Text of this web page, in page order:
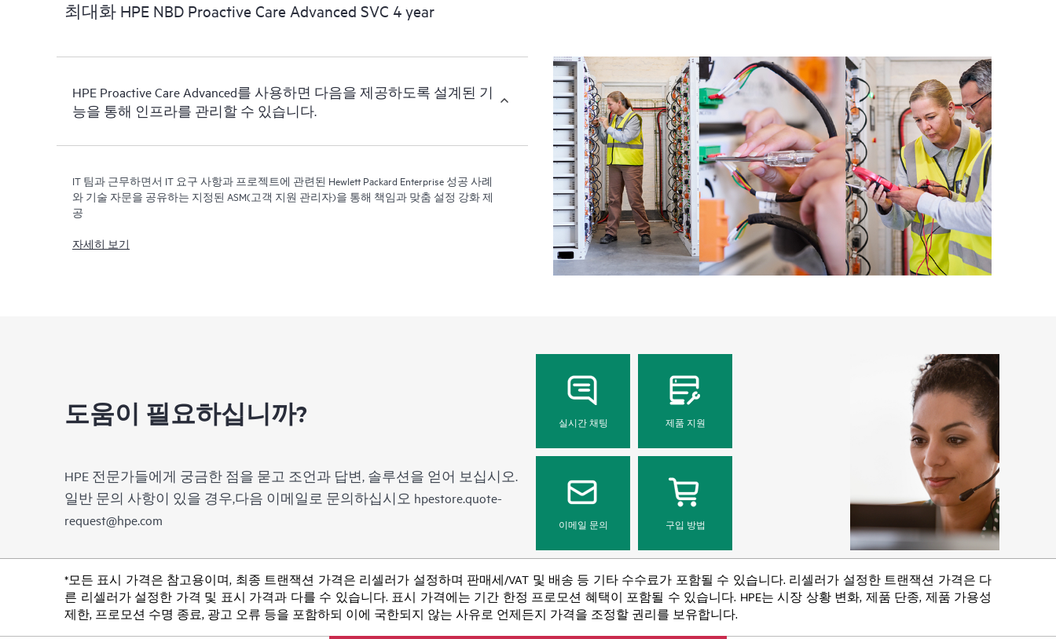
최대화 HPE NBD Proactive Care Advanced SVC 4 year
HPE Proactive Care Advanced를 사용하면 다음을 제공하도록 설계된 기
능을 통해 인프라를 관리할 수 있습니다.
IT 팀과 근무하면서 IT 요구 사항과 프로젝트에 관련된 Hewlett Packard Enterprise 성공 사례
와 기술 자문을 공유하는 지정된 ASM(고객 지원 관리자)을 통해 책임과 맞춤 설정 강화 제
공
자세히 보기
도움이 필요하십니까?
HPE 전문가들에게 궁금한 점을 묻고 조언과 답변, 솔루션을 얻어 보십시오.
일반 문의 사항이 있을 경우,다음 이메일로 문의하십시오 hpestore.quote-
request@hpe.com
실시간 채팅 제품 지원
이메일 문의 구입 방법
*모든 표시 가격은 참고용이며, 최종 트랜잭션 가격은 리셀러가 설정하며 판매세/VAT 및 배송 등 기타 수수료가 포함될 수 있습니다. 리셀러가 설정한 트랜잭션 가격은 다
른 리셀러가 설정한 가격 및 표시 가격과 다를 수 있습니다. 표시 가격에는 기간 한정 프로모션 혜택이 포함될 수 있습니다. HPE는 시장 상황 변화, 제품 단종, 제품 가용성
제한, 프로모션 수명 종료, 광고 오류 등을 포함하되 이에 국한되지 않는 사유로 언제든지 가격을 조정할 권리를 보유합니다.